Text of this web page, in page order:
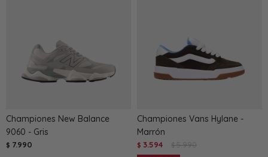
Championes New Balance
9060 - Gris
$ 7.990
Championes Vans Hylane -
Marrón
$ 3.594 $ 5.990